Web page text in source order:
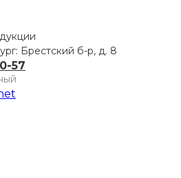
Брестский б-р, д. 8
57